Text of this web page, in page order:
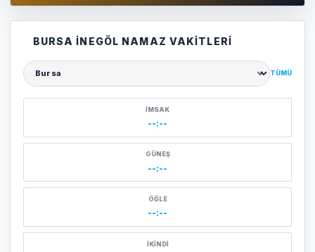
BURSA İNEGÖL NAMAZ VAKITLERI
Şehir seçin
TÜMÜ
İMSAK
--:--
GÜNEŞ
--:--
ÖĞLE
--:--
İKINDI